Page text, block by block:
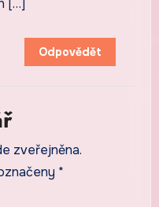
[…]
Odpovědět
zveřejněna.
*